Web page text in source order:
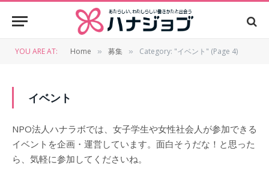
YOU ARE AT: Home » 募集 » Category: "イベント" (Page 4)
イベント
NPO法人ハナラボでは、女子学生や女性社会人が参加できる
イベントを企画・運営しています。面白そうだな！と思った
ら、気軽に参加してくださいね。